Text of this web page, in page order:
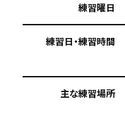
練習曜日
練習日・練習時間
主な練習場所